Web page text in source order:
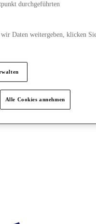
durchgeführten
Daten weitergeben, klicken
Alle Cookies annehmen